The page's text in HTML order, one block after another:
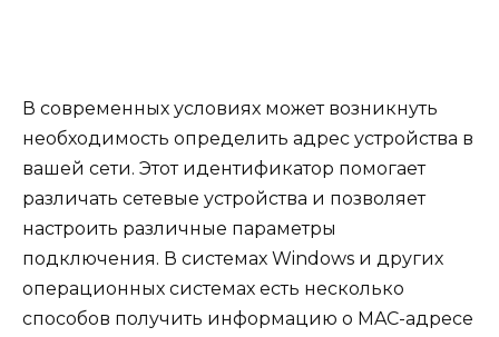
В современных условиях может возникнуть
необходимость определить адрес устройства в
вашей сети. Этот идентификатор помогает
различать сетевые устройства и позволяет
настроить различные параметры
подключения. В системах Windows и других
операционных системах есть несколько
способов получить информацию о MAC-адресе